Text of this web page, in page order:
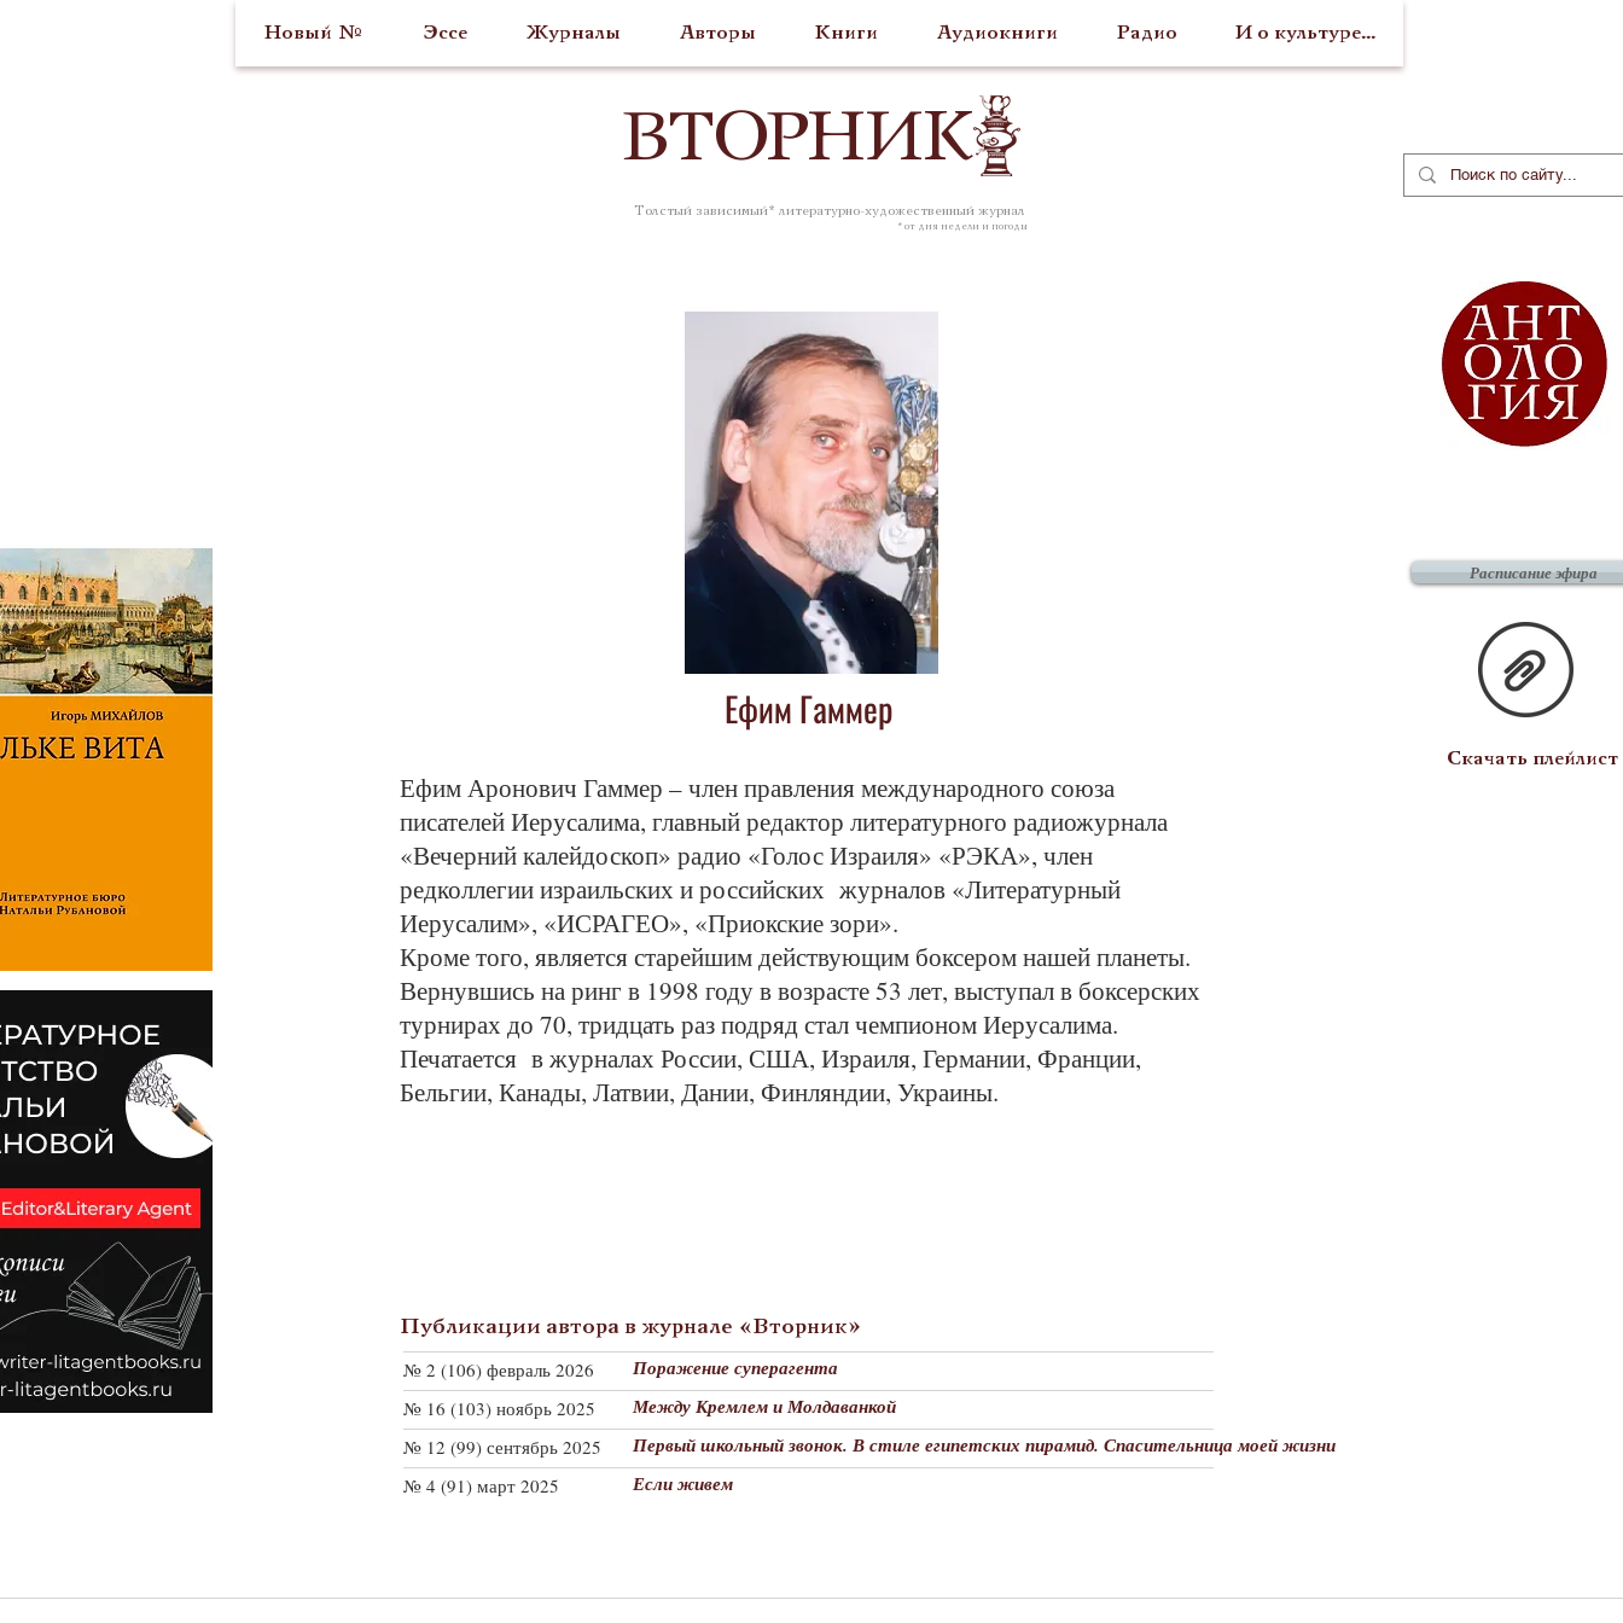
Новый № Эссе Журналы Авторы Книги Аудиокниги Радио И о культуре...
ВТОРНИК
Толстый зависимый* литературно-художественный журнал
* от дня недели и погоды
Ефим Гаммер
Ефим Аронович Гаммер – член правления международного союза
писателей Иерусалима, главный редактор литературного радиожурнала
«Вечерний калейдоскоп» радио «Голос Израиля» «РЭКА», член
редколлегии израильских и российских журналов «Литературный
Иерусалим», «ИСРАГЕО», «Приокские зори».
Кроме того, является старейшим действующим боксером нашей планеты.
Вернувшись на ринг в 1998 году в возрасте 53 лет, выступал в боксерских
турнирах до 70, тридцать раз подряд стал чемпионом Иерусалима.
Печатается в журналах России, США, Израиля, Германии, Франции,
Бельгии, Канады, Латвии, Дании, Финляндии, Украины.
Публикации автора в журнале «Вторник»
№ 2 (106) февраль 2026 Поражение суперагента
№ 16 (103) ноябрь 2025 Между Кремлем и Молдаванкой
№ 12 (99) сентябрь 2025 Первый школьный звонок. В стиле египетских пирамид. Спасительница моей жизни
№ 4 (91) март 2025 Если живем
Расписание эфира
Скачать плейлист